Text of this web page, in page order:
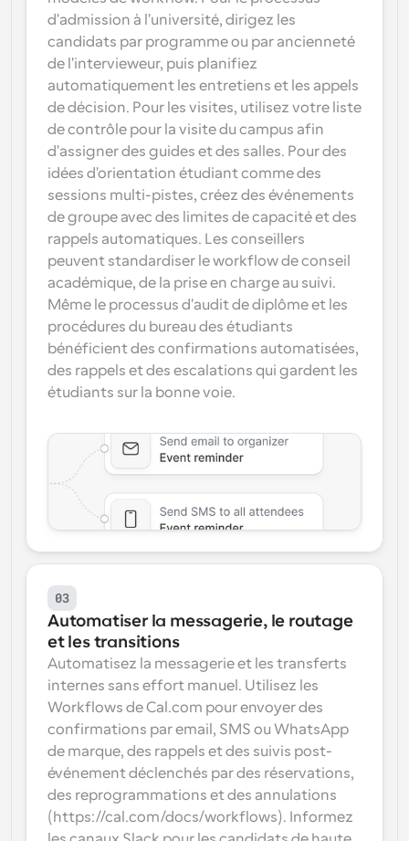
d'admission à l'université, dirigez les
candidats par programme ou par ancienneté
de l'intervieweur, puis planifiez
automatiquement les entretiens et les appels
de décision. Pour les visites, utilisez votre liste
de contrôle pour la visite du campus afin
d'assigner des guides et des salles. Pour des
idées d'orientation étudiant comme des
sessions multi-pistes, créez des événements
de groupe avec des limites de capacité et des
rappels automatiques. Les conseillers
peuvent standardiser le workflow de conseil
académique, de la prise en charge au suivi.
Même le processus d'audit de diplôme et les
procédures du bureau des étudiants
bénéficient des confirmations automatisées,
des rappels et des escalations qui gardent les
étudiants sur la bonne voie.
03
Automatiser la messagerie, le routage
et les transitions
Automatisez la messagerie et les transferts
internes sans effort manuel. Utilisez les
Workflows de Cal.com pour envoyer des
confirmations par email, SMS ou WhatsApp
de marque, des rappels et des suivis post-
événement déclenchés par des réservations,
des reprogrammations et des annulations
(https://cal.com/docs/workflows). Informez